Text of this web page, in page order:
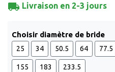
local_shipping Livraison en 2-3 jours
Choisir diamètre de bride
25 34 50.5 64 77.5
155 183 233.5